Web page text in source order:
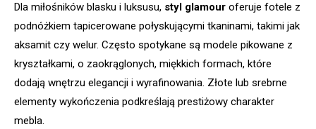
Dla miłośników blasku i luksusu, styl glamour oferuje fotele z
podnóżkiem tapicerowane połyskującymi tkaninami, takimi jak
aksamit czy welur. Często spotykane są modele pikowane z
kryształkami, o zaokrąglonych, miękkich formach, które
dodają wnętrzu elegancji i wyrafinowania. Złote lub srebrne
elementy wykończenia podkreślają prestiżowy charakter
mebla.